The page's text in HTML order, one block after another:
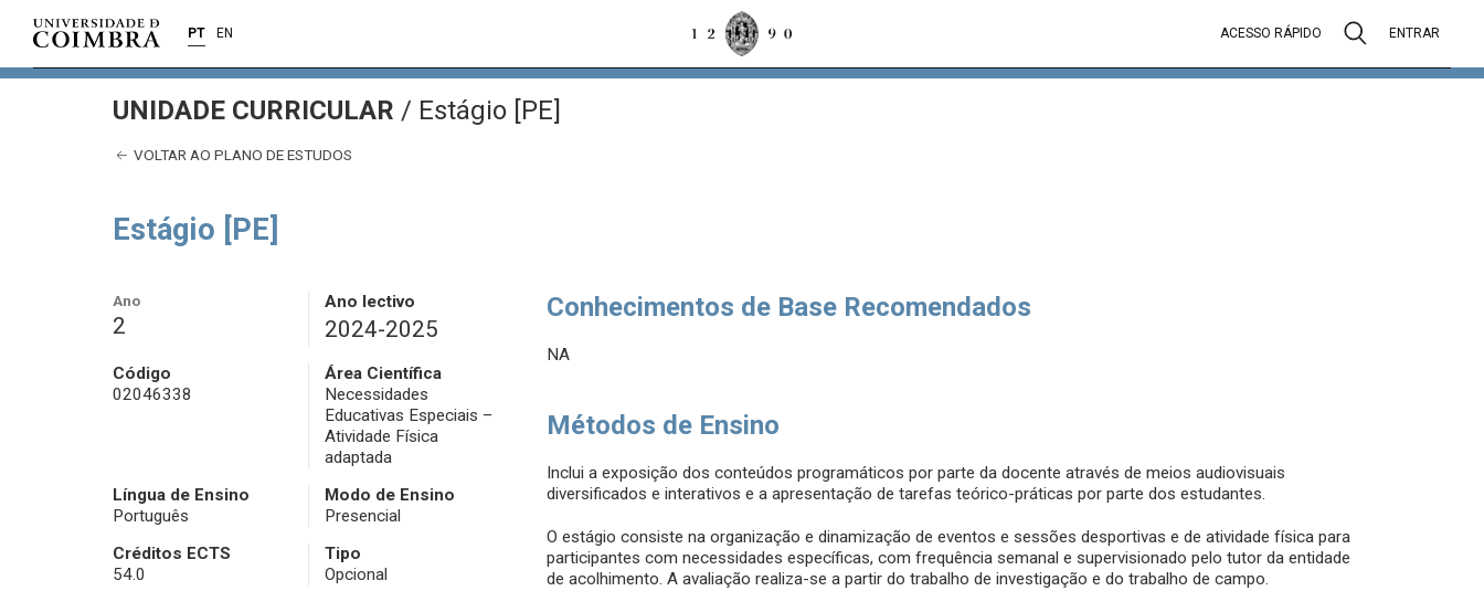
PT EN ACESSO RÁPIDO ENTRAR
UNIDADE CURRICULAR / Estágio [PE]
VOLTAR AO PLANO DE ESTUDOS
Estágio [PE]
Ano
2
Ano lectivo
2024-2025
Código
02046338
Área Científica
Necessidades
Educativas Especiais –
Atividade Física
adaptada
Língua de Ensino
Português
Modo de Ensino
Presencial
Créditos ECTS
54.0
Tipo
Opcional
Conhecimentos de Base Recomendados
NA
Métodos de Ensino
Inclui a exposição dos conteúdos programáticos por parte da docente através de meios audiovisuais
diversificados e interativos e a apresentação de tarefas teórico-práticas por parte dos estudantes.
O estágio consiste na organização e dinamização de eventos e sessões desportivas e de atividade física para
participantes com necessidades específicas, com frequência semanal e supervisionado pelo tutor da entidade
de acolhimento. A avaliação realiza-se a partir do trabalho de investigação e do trabalho de campo.